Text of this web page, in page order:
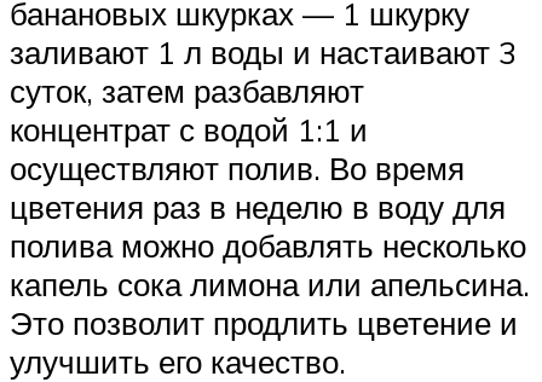
банановых шкурках — 1 шкурку
заливают 1 л воды и настаивают 3
суток, затем разбавляют
концентрат с водой 1:1 и
осуществляют полив. Во время
цветения раз в неделю в воду для
полива можно добавлять несколько
капель сока лимона или апельсина.
Это позволит продлить цветение и
улучшить его качество.